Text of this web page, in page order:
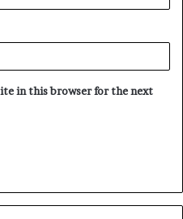
in this browser for the next